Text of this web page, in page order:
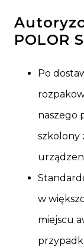
POLOR
Po
naszego
szkolony
w
miejscu